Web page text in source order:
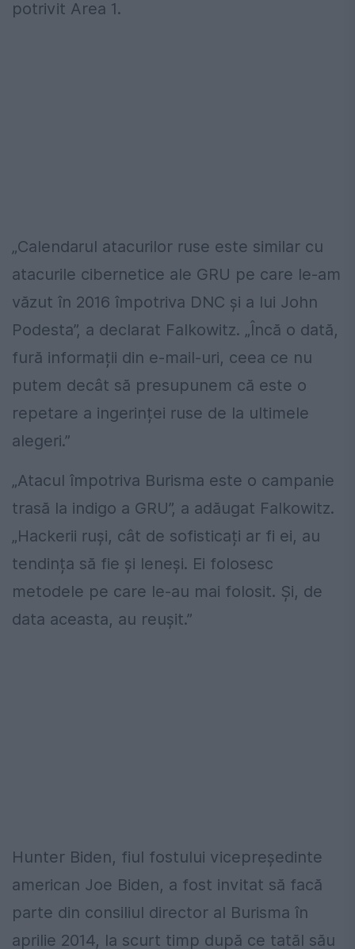
potrivit Area 1.
„Calendarul atacurilor ruse este similar cu
atacurile cibernetice ale GRU pe care le-am
văzut în 2016 împotriva DNC și a lui John
Podesta”, a declarat Falkowitz. „Încă o dată,
fură informații din e-mail-uri, ceea ce nu
putem decât să presupunem că este o
repetare a ingerinței ruse de la ultimele
alegeri.”
„Atacul împotriva Burisma este o campanie
trasă la indigo a GRU”, a adăugat Falkowitz.
„Hackerii ruși, cât de sofisticați ar fi ei, au
tendința să fie și leneși. Ei folosesc
metodele pe care le-au mai folosit. Și, de
data aceasta, au reușit.”
Hunter Biden, fiul fostului vicepreședinte
american Joe Biden, a fost invitat să facă
parte din consiliul director al Burisma în
aprilie 2014, la scurt timp după ce tatăl său